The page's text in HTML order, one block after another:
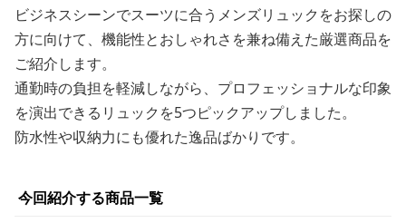
ビジネスシーンでスーツに合うメンズリュックをお探しの
方に向けて、機能性とおしゃれさを兼ね備えた厳選商品を
ご紹介します。
通勤時の負担を軽減しながら、プロフェッショナルな印象
を演出できるリュックを5つピックアップしました。
防水性や収納力にも優れた逸品ばかりです。
今回紹介する商品一覧